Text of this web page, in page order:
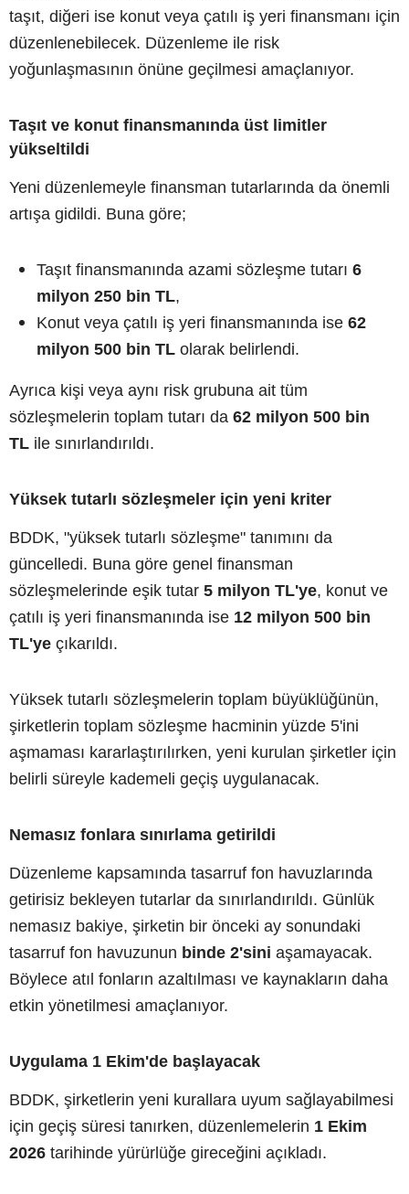
taşıt, diğeri ise konut veya çatılı iş yeri finansmanı için
düzenlenebilecek. Düzenleme ile risk
yoğunlaşmasının önüne geçilmesi amaçlanıyor.
Taşıt ve konut finansmanında üst limitler
yükseltildi
Yeni düzenlemeyle finansman tutarlarında da önemli
artışa gidildi. Buna göre;
Taşıt finansmanında azami sözleşme tutarı 6
milyon 250 bin TL,
Konut veya çatılı iş yeri finansmanında ise 62
milyon 500 bin TL olarak belirlendi.
Ayrıca kişi veya aynı risk grubuna ait tüm
sözleşmelerin toplam tutarı da 62 milyon 500 bin
TL ile sınırlandırıldı.
Yüksek tutarlı sözleşmeler için yeni kriter
BDDK, "yüksek tutarlı sözleşme" tanımını da
güncelledi. Buna göre genel finansman
sözleşmelerinde eşik tutar 5 milyon TL'ye, konut ve
çatılı iş yeri finansmanında ise 12 milyon 500 bin
TL'ye çıkarıldı.
Yüksek tutarlı sözleşmelerin toplam büyüklüğünün,
şirketlerin toplam sözleşme hacminin yüzde 5'ini
aşmaması kararlaştırılırken, yeni kurulan şirketler için
belirli süreyle kademeli geçiş uygulanacak.
Nemasız fonlara sınırlama getirildi
Düzenleme kapsamında tasarruf fon havuzlarında
getirisiz bekleyen tutarlar da sınırlandırıldı. Günlük
nemasız bakiye, şirketin bir önceki ay sonundaki
tasarruf fon havuzunun binde 2'sini aşamayacak.
Böylece atıl fonların azaltılması ve kaynakların daha
etkin yönetilmesi amaçlanıyor.
Uygulama 1 Ekim'de başlayacak
BDDK, şirketlerin yeni kurallara uyum sağlayabilmesi
için geçiş süresi tanırken, düzenlemelerin 1 Ekim
2026 tarihinde yürürlüğe gireceğini açıkladı.